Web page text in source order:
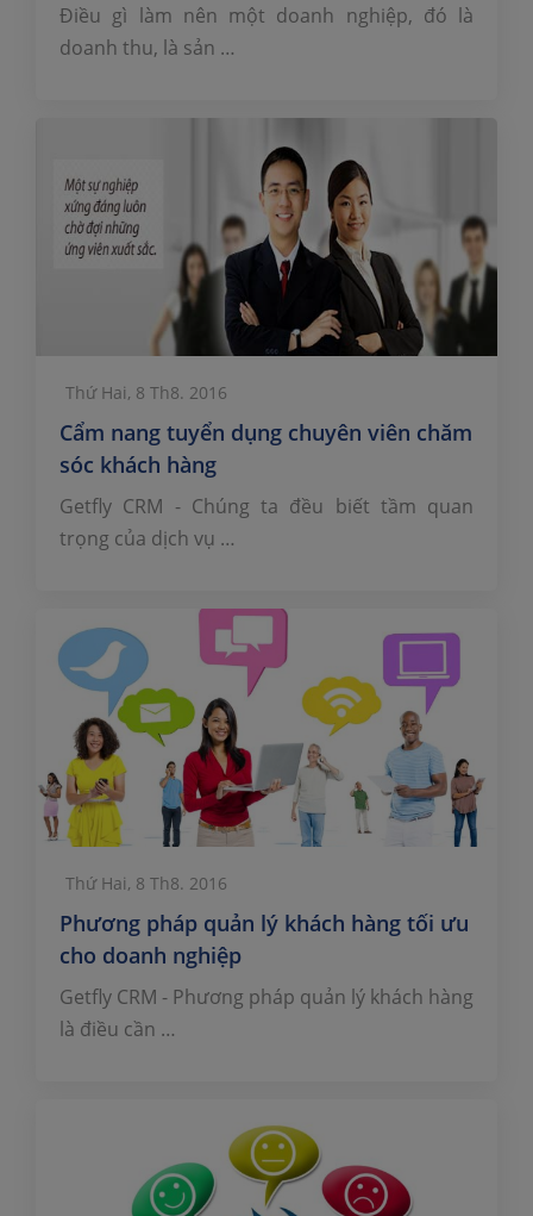
Điều gì làm nên một doanh nghiệp, đó là
doanh thu, là sản …
Thứ Hai, 8 Th8. 2016
Cẩm nang tuyển dụng chuyên viên chăm
sóc khách hàng
Getfly CRM - Chúng ta đều biết tầm quan
trọng của dịch vụ …
Thứ Hai, 8 Th8. 2016
Phương pháp quản lý khách hàng tối ưu
cho doanh nghiệp
Getfly CRM - Phương pháp quản lý khách hàng
là điều cần …